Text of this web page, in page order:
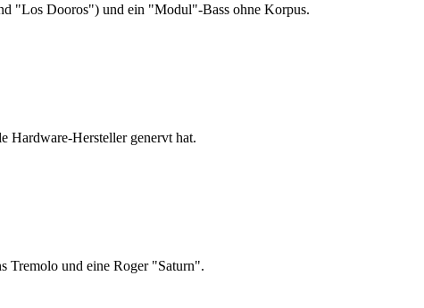
"Los Dooros") und ein "Modul"-Bass ohne Korpus.
Hardware-Hersteller genervt hat.
Tremolo und eine Roger "Saturn".